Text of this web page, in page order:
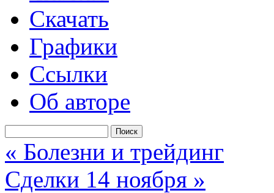
Скачать
Графики
Ссылки
Об авторе
« Болезни и трейдинг
Cделки 14 ноября »